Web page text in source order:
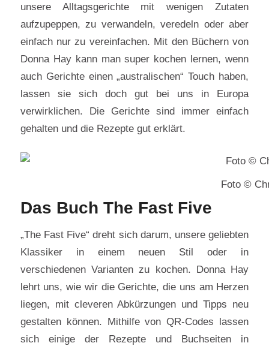
unsere Alltagsgerichte mit wenigen Zutaten
aufzupeppen, zu verwandeln, veredeln oder aber
einfach nur zu vereinfachen. Mit den Büchern von
Donna Hay kann man super kochen lernen, wenn
auch Gerichte einen „australischen“ Touch haben,
lassen sie sich doch gut bei uns in Europa
verwirklichen. Die Gerichte sind immer einfach
gehalten und die Rezepte gut erklärt.
Foto ©
Das Buch The Fast Five
„The Fast Five“ dreht sich darum, unsere geliebten
Klassiker in einem neuen Stil oder in
verschiedenen Varianten zu kochen. Donna Hay
lehrt uns, wie wir die Gerichte, die uns am Herzen
liegen, mit cleveren Abkürzungen und Tipps neu
gestalten können. Mithilfe von QR-Codes lassen
sich einige der Rezepte und Buchseiten in